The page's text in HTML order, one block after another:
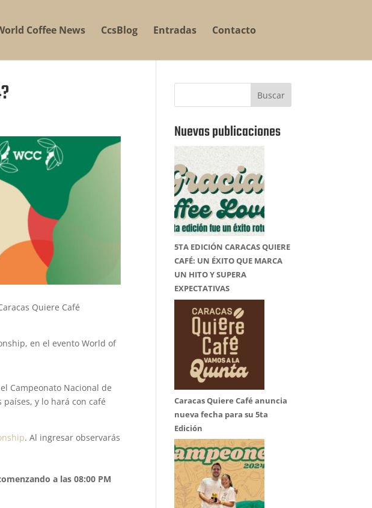
Coffee News CcsBlog Entradas Contacto
Quiere Café
en el evento World of
Campeonato Nacional de
y lo hará con café
. Al ingresar observarás
a las 08:00 PM
Buscar
Nuevas publicaciones
5TA EDICIÓN CARACAS QUIERE
CAFÉ: UN ÉXITO QUE MARCA
UN HITO Y SUPERA
EXPECTATIVAS
Caracas Quiere Café anuncia
nueva fecha para su 5ta
Edición